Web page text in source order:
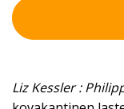
Liz Kessler :